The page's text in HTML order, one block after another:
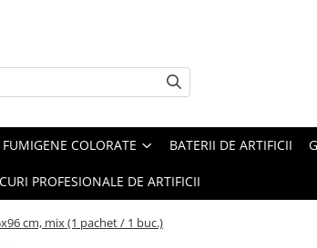
FUMIGENE COLORATE BATERII DE ARTIFICII
PROFESIONALE DE ARTIFICII
cm, mix (1 pachet / 1 buc.)